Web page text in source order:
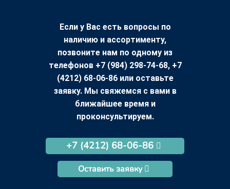
Если у Вас есть вопросы по
наличию и ассортименту,
позвоните нам по одному из
телефонов +7 (984) 298-74-68, +7
(4212) 68-06-86 или оставьте
заявку. Мы свяжемся с вами в
ближайшее время и
проконсультируем.
+7 (4212) 68-06-86
Оставить заявку